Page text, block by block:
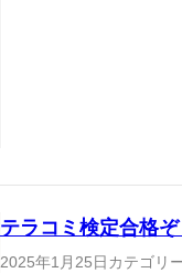
テラコミ検定合格
2025年1月25日 カテゴリ